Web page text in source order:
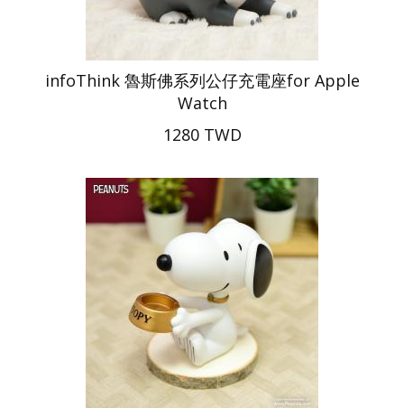
infoThink 魯斯佛系列公仔充電座for Apple
Watch
1280 TWD